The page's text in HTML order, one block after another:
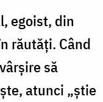
egoist, din
răutăți. Când
să
atunci „știe